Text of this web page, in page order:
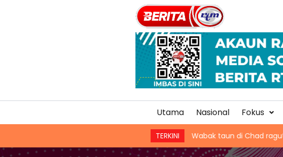
Utama Nasional Fokus
TERKINIWabak taun di Chad ragut 13